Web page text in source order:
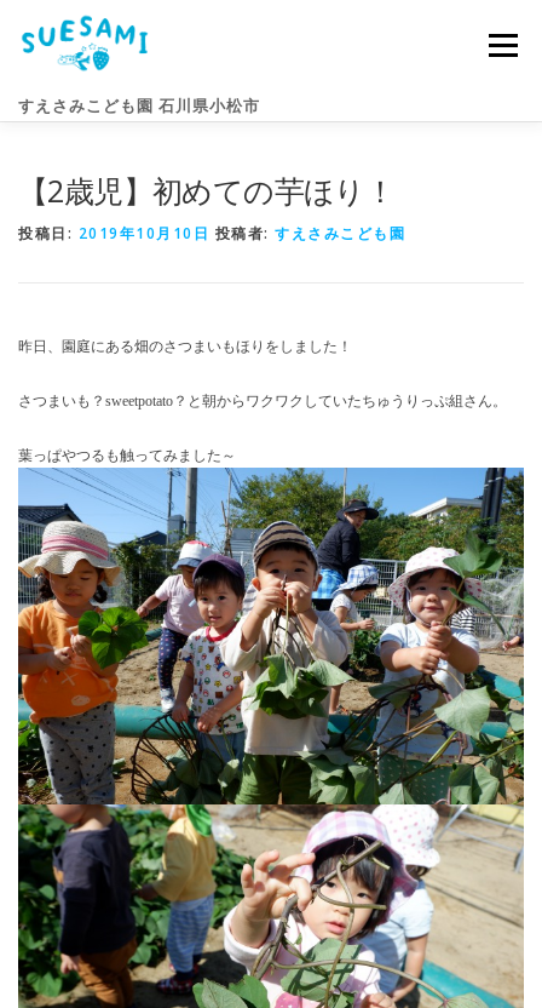
すえさみこども園 石川県小松市
メニュー
園のこと すえさみライフ 入園案内
【2歳児】初めての芋ほり！
投稿日: 2019年10月10日 投稿者: すえさみこども園
昨日、園庭にある畑のさつまいもほりをしました！
さつまいも？sweetpotato？と朝からワクワクしていたちゅうりっぷ組さん。
葉っぱやつるも触ってみました～